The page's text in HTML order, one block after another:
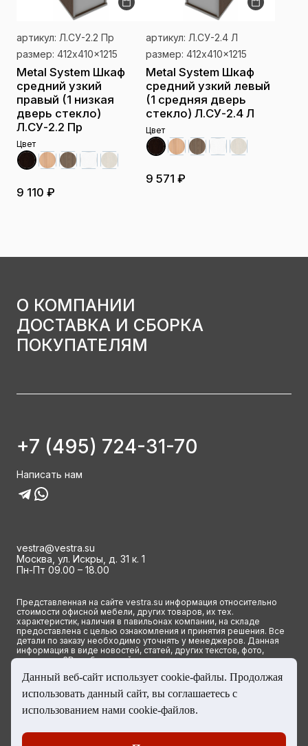
артикул: Л.СУ-2.2 Пр
размер: 412x410x1215
Metal System Шкаф
средний узкий
правый (1 низкая
дверь стекло)
Л.СУ-2.2 Пр
Цвет
9 110 ₽
артикул: Л.СУ-2.4 Л
размер: 412x410x1215
Metal System Шкаф
средний узкий левый
(1 средняя дверь
стекло) Л.СУ-2.4 Л
Цвет
9 571 ₽
О КОМПАНИИ
ДОСТАВКА И СБОРКА
ПОКУПАТЕЛЯМ
+7 (495) 724-31-70
Написать нам
vestra@vestra.su
Москва, ул. Искры, д. 31 к. 1
Пн-Пт 09.00 – 18.00
Представленная на сайте vestra.su информация относительно
стоимости офисной мебели, других товаров, их тех.
характеристик, наличия в павильонах компании, на складе
предоставлена с целью ознакомления и принятия решения. Все
детали по заказу необходимо уточнять у менеджеров. Данная
информация в виде новостей, статей, других текстов, фото,
картинок и 3D изображений ни при каких условиях не является
положениями ст. 437(2) Гражданского кодекса РФ.
© 2023 Группа компаний ВЕСТРА. Все права сайта защищены
Данный веб-сайт использует cookie-файлы. Продолжая
использовать данный сайт, вы соглашаетесь с
использованием нами cookie-файлов.